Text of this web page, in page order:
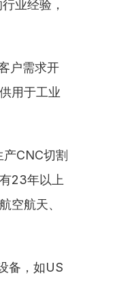
业经验，
户需求开
用于工业
产CNC切割
23年以上
空航天、
备，如US